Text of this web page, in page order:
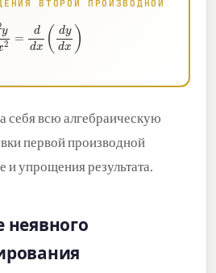
ВТОРОЙ ПРОИЗВОДНОЙ
y d (d y x)
себя всю алгебраическую
первой производной
и упрощения результата.